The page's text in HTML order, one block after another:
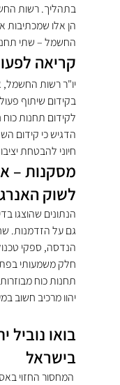
בתהליך. רשות
הן אלו
החשמל – שתי
קריאה
יו"ר רשות
בקידום שיתוף
לקידום תחנות
הדגיש כי קידום
חיוני להבטחת
מסקנות –
לשוק
הנתונים שהוצגו
גם על הזדמנות.
הנדסה, ספקי
חלק משמעותי
תחנות כוח
יהוו מרכיב חשוב
בואו
בישראל
המחסור החזוי